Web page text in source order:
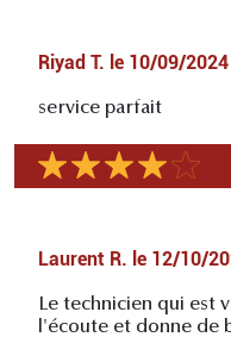
Riyad T. le 10/09/2024
service parfait
Laurent R. le 12/10/
Le technicien qui est
l'écoute et donne de